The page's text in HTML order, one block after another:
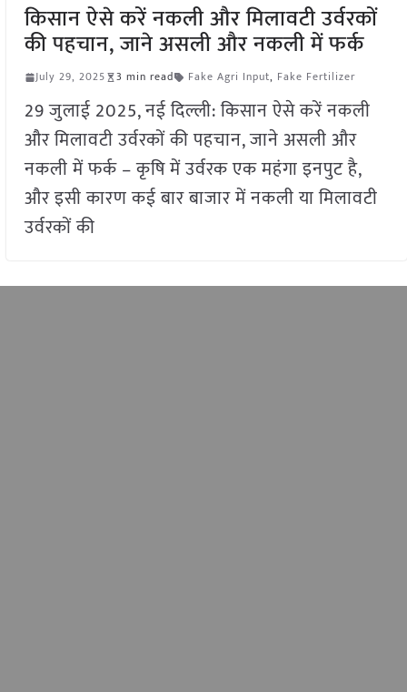
किसान ऐसे करें नकली और मिलावटी उर्वरकों
की पहचान, जाने असली और नकली में फर्क
July 29, 2025 3 min read Fake Agri Input, Fake Fertilizer
29 जुलाई 2025, नई दिल्ली: किसान ऐसे करें नकली
और मिलावटी उर्वरकों की पहचान, जाने असली और
नकली में फर्क – कृषि में उर्वरक एक महंगा इनपुट है,
और इसी कारण कई बार बाजार में नकली या मिलावटी
उर्वरकों की